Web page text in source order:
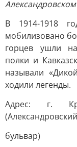
В 1914-1918
мобилизовано
горцев ушли
полки и
называли
ходили легенды.
Адрес: г.
(Александровский
бульвар)